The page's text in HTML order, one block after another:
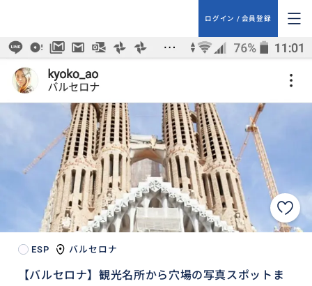
ログイン / 会員登録
ESP バルセロナ
【バルセロナ】観光名所から穴場の写真スポットま